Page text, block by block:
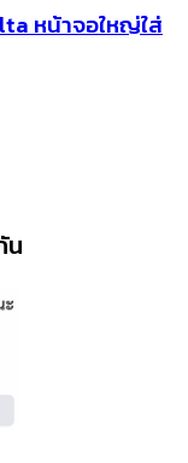
หน้าจอใหญ่ใส่
น